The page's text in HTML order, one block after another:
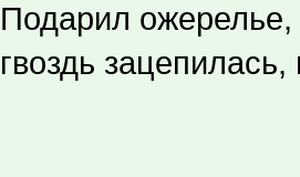
Подарил
гвоздь